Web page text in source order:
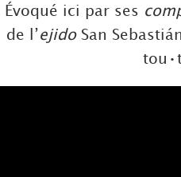
Évoqué ici par ses
de l’ejidoSan